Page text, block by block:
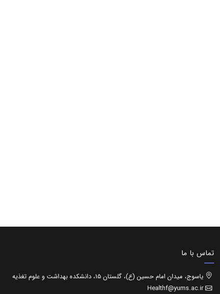
تماس با ما
یاسوج، میدان امام حسین (ع)، گلستان 15، دانشکده بهداشت و علوم تغذیه
Healthf@yums.ac.ir